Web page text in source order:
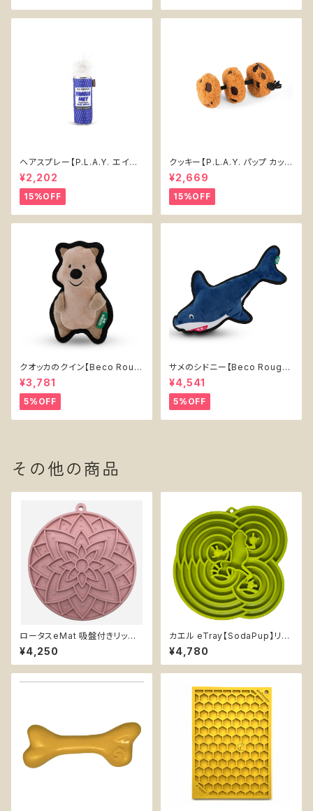
ヘアスプレー【P.L.A.Y. エイテ
ィーズ クラシック】犬用おもちゃ
Pawqua Net 【P.L.A.Y. 80s
Classics Collection】
¥2,202
15%OFF
クッキー【P.L.A.Y. パップ カップ
カフェ】犬用おもちゃ Cookies
n' Treats 【P.L.A.Y. Pup Cup
Cafe Collection】
¥2,669
15%OFF
クオッカのクイン【Beco Roug
h & Tough Recycled Plasti
c Quokka】
¥3,781
5%OFF
サメのシドニー【Beco Rough
& Tough Recycled Plastic
Shark】
¥4,541
5%OFF
その他の商品
ロータスeMat 吸盤付きリック
マット【SodaPup】難易度★ 早
食い防止皿 スローフィーダー
知育 エンリッチメント ストレス
¥4,250
カエル eTray【SodaPup】リッ
クマット 早食い防止皿 スローフ
ィーダー 知育 エンリッチメント
ボウル ２色 ソダパップ
¥4,780